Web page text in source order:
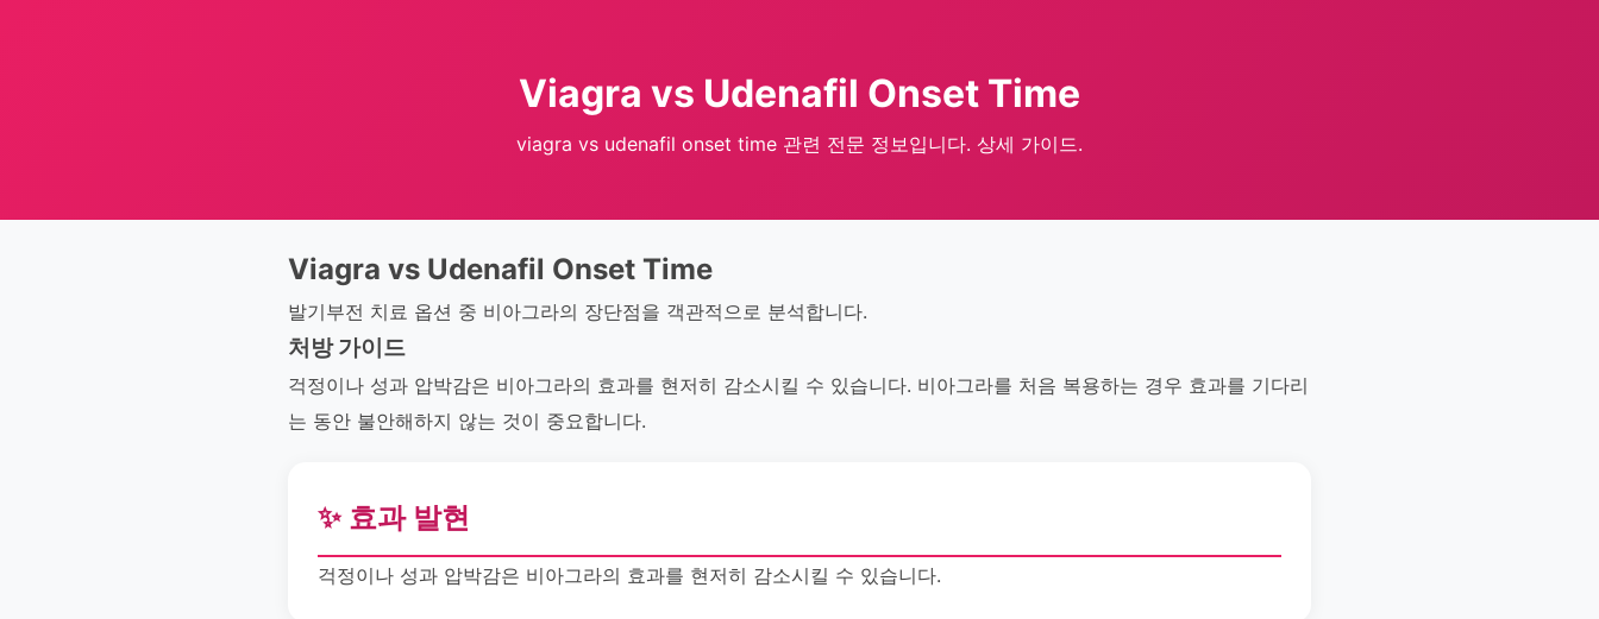
Viagra vs Udenafil Onset Time
viagra vs udenafil onset time 관련 전문 정보입니다. 상세 가이드.
Viagra vs Udenafil Onset Time
발기부전 치료 옵션 중 비아그라의 장단점을 객관적으로 분석합니다.
처방 가이드
걱정이나 성과 압박감은 비아그라의 효과를 현저히 감소시킬 수 있습니다. 비아그라를 처음 복용하는 경우 효과를 기다리
는 동안 불안해하지 않는 것이 중요합니다.
✨ 효과 발현
걱정이나 성과 압박감은 비아그라의 효과를 현저히 감소시킬 수 있습니다.